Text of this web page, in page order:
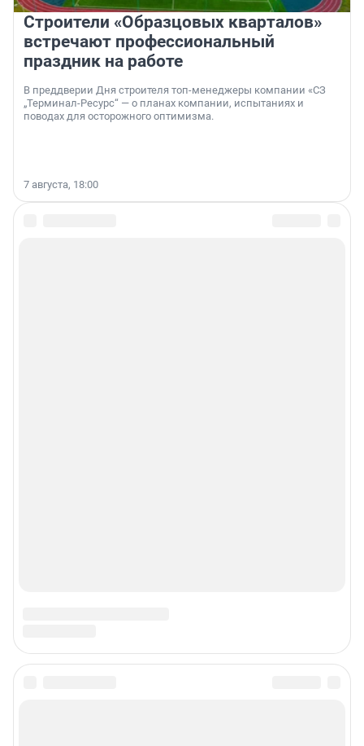
Строители «Образцовых кварталов»
встречают профессиональный
праздник на работе
В преддверии Дня строителя топ-менеджеры компании «СЗ
„Терминал-Ресурс“ — о планах компании, испытаниях и
поводах для осторожного оптимизма.
7 августа, 18:00